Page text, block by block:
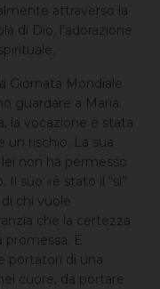
attraverso la
di Dio, l’adorazione
Giornata Mondiale
guardare a Maria.
la vocazione è stata
un rischio. La sua
non ha permesso
Il suo «è stato il “sì”
chi vuole
che la certezza
promessa. E
portatori di una
cuore, da portare